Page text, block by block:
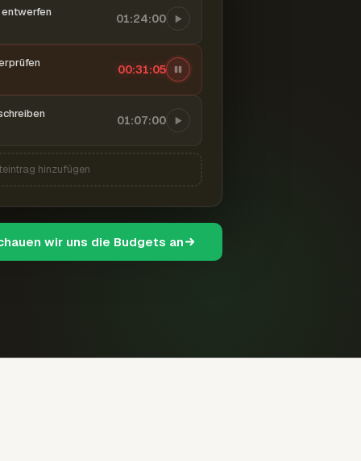
01:24:00
00:31:06
01:07:00
hinzufügen
wir uns die Budgets an